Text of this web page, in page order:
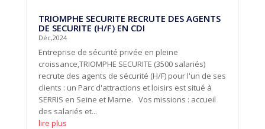
TRIOMPHE SECURITE RECRUTE DES AGENTS
DE SECURITE (H/F) EN CDI
Déc,2024
Entreprise de sécurité privée en pleine
croissance,TRIOMPHE SECURITE (3500 salariés)
recrute des agents de sécurité (H/F) pour l'un de ses
clients : un Parc d'attractions et loisirs est situé à
SERRIS en Seine et Marne. Vos missions : accueil
des salariés et...
lire plus